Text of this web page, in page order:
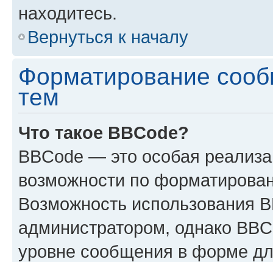
находитесь.
Вернуться к началу
Форматирование
тем
Что такое BBCode?
BBCode — это особая
возможности по
Возможность использования
администратором, однако
уровне сообщения в форме